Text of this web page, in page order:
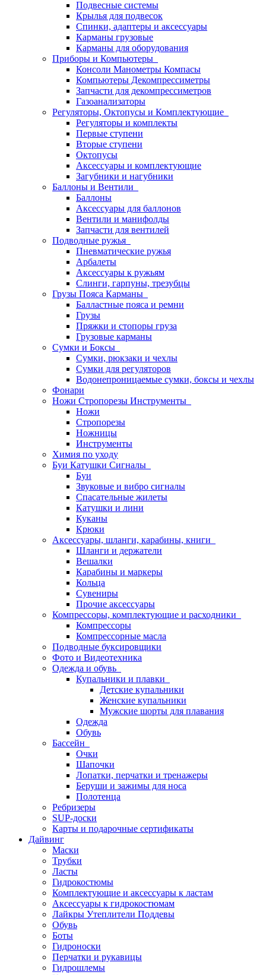
Подвесные системы
Крылья для подвесок
Спинки, адаптеры и аксессуары
Карманы грузовые
Карманы для оборудования
Приборы и Компьютеры
Консоли Манометры Компасы
Компьютеры Декомпрессиметры
Запчасти для декомпрессиметров
Газоанализаторы
Регуляторы, Октопусы и Комплектующие
Регуляторы и комплекты
Первые ступени
Вторые ступени
Октопусы
Аксессуары и комплектующие
Загубники и нагубники
Баллоны и Вентили
Баллоны
Аксессуары для баллонов
Вентили и манифолды
Запчасти для вентилей
Подводные ружья
Пневматические ружья
Арбалеты
Аксессуары к ружьям
Слинги, гарпуны, трезубцы
Грузы Пояса Карманы
Балластные пояса и ремни
Грузы
Пряжки и стопоры груза
Грузовые карманы
Сумки и Боксы
Сумки, рюкзаки и чехлы
Сумки для регуляторов
Водонепроницаемые сумки, боксы и чехлы
Фонари
Ножи Стропорезы Инструменты
Ножи
Стропорезы
Ножницы
Инструменты
Химия по уходу
Буи Катушки Сигналы
Буи
Звуковые и вибро сигналы
Спасательные жилеты
Катушки и лини
Куканы
Крюки
Аксессуары, шланги, карабины, книги
Шланги и держатели
Вешалки
Карабины и маркеры
Кольца
Сувениры
Прочие аксессуары
Компрессоры, комплектующие и расходники
Компрессоры
Компрессорные масла
Подводные буксировщики
Фото и Видеотехника
Одежда и обувь
Купальники и плавки
Детские купальники
Женские купальники
Мужские шорты для плавания
Одежда
Обувь
Бассейн
Очки
Шапочки
Лопатки, перчатки и тренажеры
Беруши и зажимы для носа
Полотенца
Ребризеры
SUP-доски
Карты и подарочные сертификаты
Дайвинг
Маски
Трубки
Ласты
Гидрокостюмы
Комплектующие и аксессуары к ластам
Аксессуары к гидрокостюмам
Лайкры Утеплители Поддевы
Обувь
Боты
Гидроноски
Перчатки и рукавицы
Гидрошлемы